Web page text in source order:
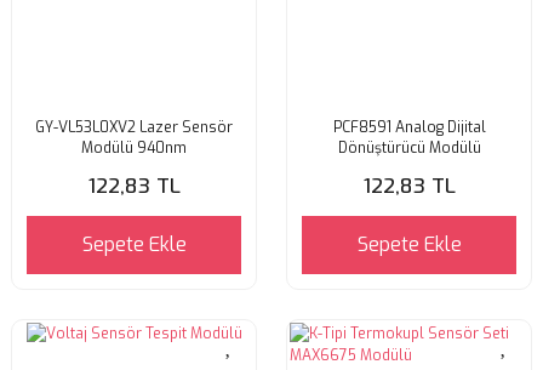
GY-VL53L0XV2 Lazer Sensör
Modülü 940nm
122,83 TL
Sepete Ekle
PCF8591 Analog Dijital
Dönüştürücü Modülü
122,83 TL
Sepete Ekle